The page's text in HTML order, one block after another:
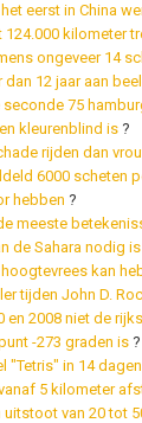
eerst in China
124.000 kilometer
ongeveer 14
dan 12 jaar aan
75
kleurenblind is ?
rijden dan
6000 scheten
hebben ?
meeste
de Sahara nodig
kan
tijden John D.
en 2008 niet de
-273 graden is ?
"Tetris" in 14
5 kilometer
uitstoot van 20 tot